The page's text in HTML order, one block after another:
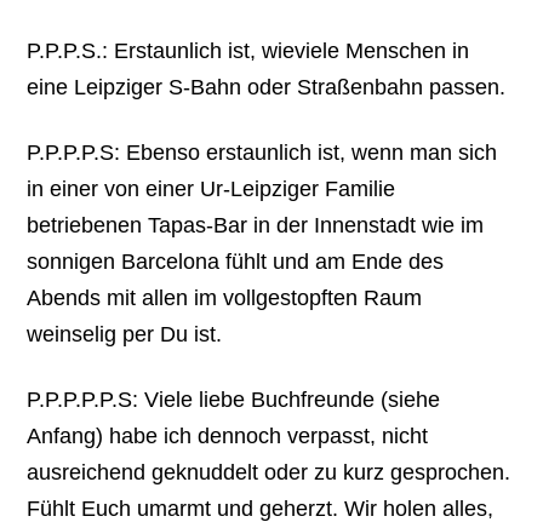
P.P.P.S.: Erstaunlich ist, wieviele Menschen in
eine Leipziger S-Bahn oder Straßenbahn passen.
P.P.P.P.S: Ebenso erstaunlich ist, wenn man sich
in einer von einer Ur-Leipziger Familie
betriebenen Tapas-Bar in der Innenstadt wie im
sonnigen Barcelona fühlt und am Ende des
Abends mit allen im vollgestopften Raum
weinselig per Du ist.
P.P.P.P.P.S: Viele liebe Buchfreunde (siehe
Anfang) habe ich dennoch verpasst, nicht
ausreichend geknuddelt oder zu kurz gesprochen.
Fühlt Euch umarmt und geherzt. Wir holen alles,